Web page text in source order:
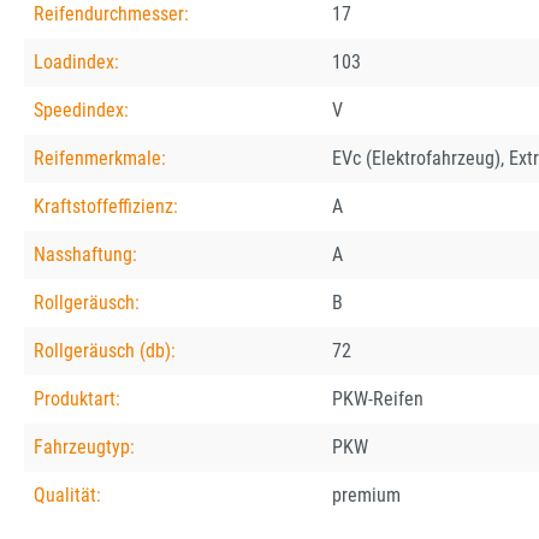
Reifendurchmesser: 17
Loadindex: 103
Speedindex: V
Reifenmerkmale: EVc (Elektrofahrzeug),
Kraftstoffeffizienz: A
Nasshaftung: A
Rollgeräusch: B
Rollgeräusch (db): 72
Produktart: PKW-Reifen
Fahrzeugtyp: PKW
Qualität: premium